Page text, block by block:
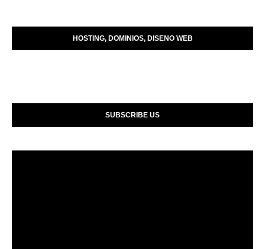
HOSTING, DOMINIOS, DISENO WEB
SUBSCRIBE US